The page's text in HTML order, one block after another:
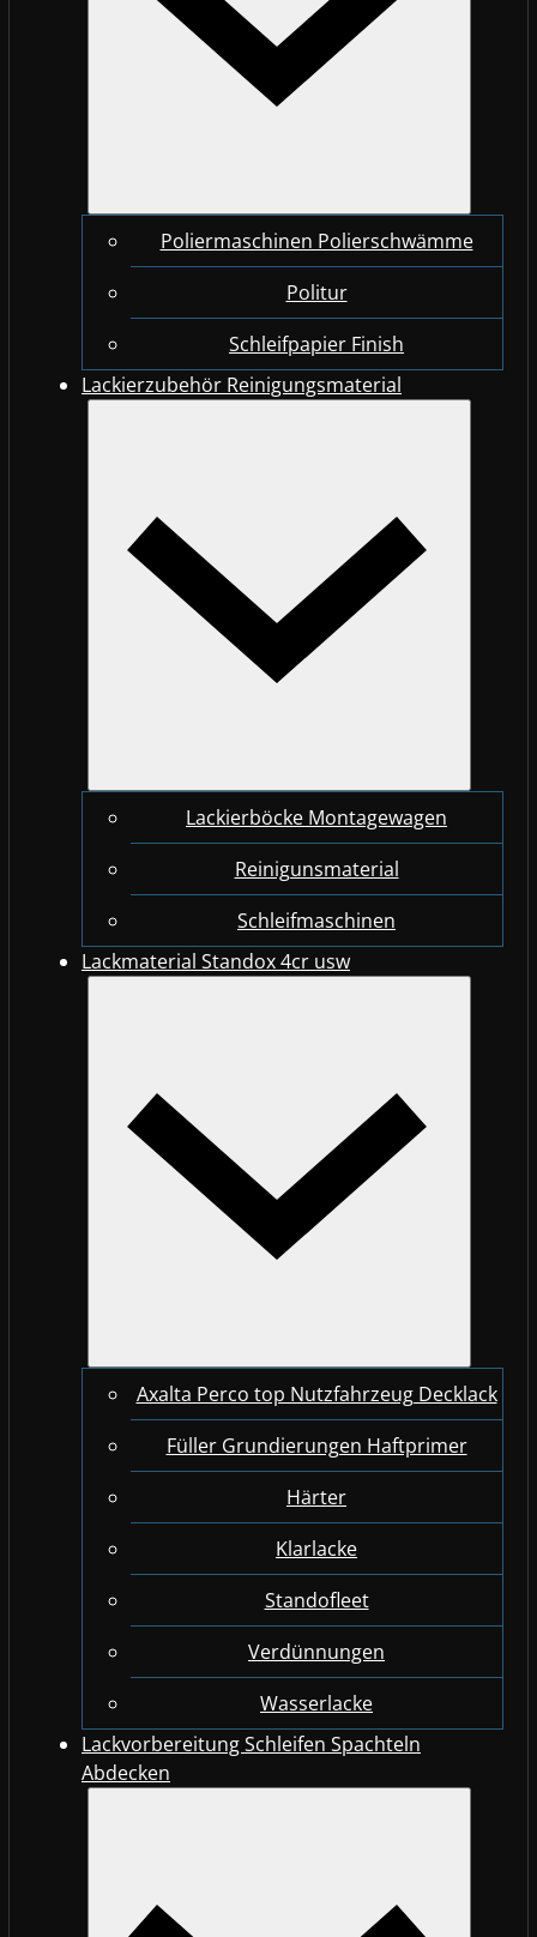
Poliermaschinen Polierschwämme
Politur
Schleifpapier Finish
Lackierzubehör Reinigungsmaterial
Lackierböcke Montagewagen
Reinigunsmaterial
Schleifmaschinen
Lackmaterial Standox 4cr usw
Axalta Perco top Nutzfahrzeug Decklack
Füller Grundierungen Haftprimer
Härter
Klarlacke
Standofleet
Verdünnungen
Wasserlacke
Lackvorbereitung Schleifen Spachteln
Abdecken